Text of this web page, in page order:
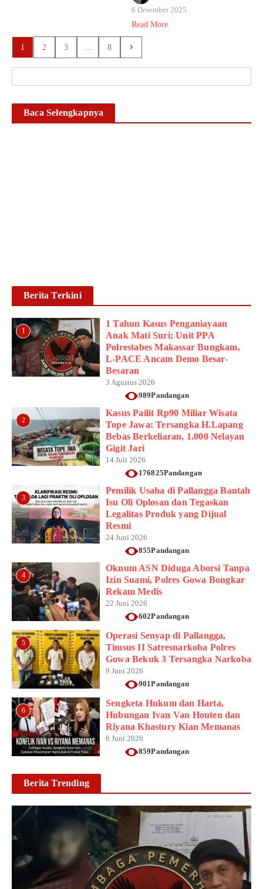
6 Desember 2025
Read More
1 2 3 8
Baca Selengkapnya
Berita Terkini
1
1 Tahun Kasus Penganiayaan
Anak Mati Suri; Unit PPA
Polrestabes Makassar Bungkam,
L-PACE Ancam Demo Besar-
Besaran
3 Agustus 2026
989Pandangan
2
Kasus Pailit Rp90 Miliar Wisata
Tope Jawa: Tersangka H.Lapang
Bebas Berkeliaran, 1.000 Nelayan
Gigit Jari
14 Juli 2026
176825Pandangan
3
Pemilik Usaha di Pallangga Bantah
Isu Oli Oplosan dan Tegaskan
Legalitas Produk yang Dijual
Resmi
24 Juni 2026
855Pandangan
4
Oknum ASN Diduga Aborsi Tanpa
Izin Suami, Polres Gowa Bongkar
Rekam Medis
22 Juni 2026
602Pandangan
5
Operasi Senyap di Pallangga,
Timsus II Satresnarkoba Polres
Gowa Bekuk 3 Tersangka Narkoba
9 Juni 2026
901Pandangan
6
Sengketa Hukum dan Harta,
Hubungan Ivan Van Houten dan
Riyana Khastury Kian Memanas
6 Juni 2026
859Pandangan
Berita Trending